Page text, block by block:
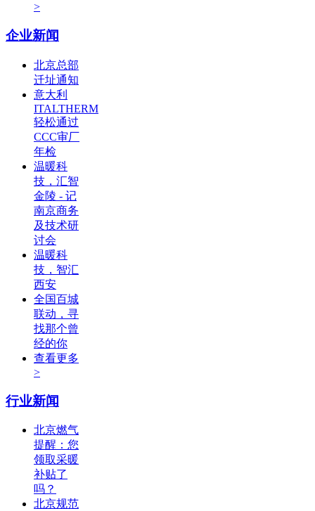
>
企业新闻
北京总部
迁址通知
意大利
ITALTHERM
轻松通过
CCC审厂
年检
温暖科
技，汇智
金陵 - 记
南京商务
及技术研
讨会
温暖科
技，智汇
西安
全国百城
联动，寻
找那个曾
经的你
查看更多
>
行业新闻
北京燃气
提醒：您
领取采暖
补贴了
吗？
北京规范